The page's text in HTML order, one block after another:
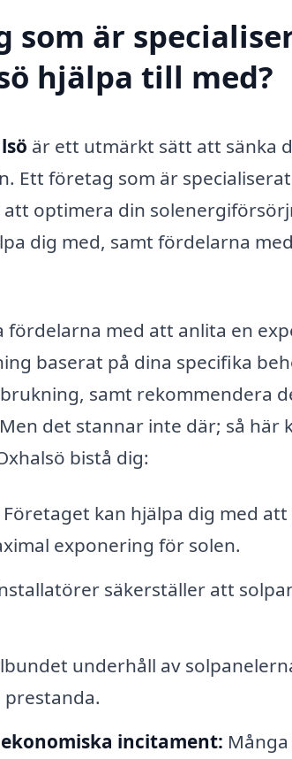
som är
hjälpa till med?
är ett utmärkt sätt att sänka
Ett företag som är
optimera din
dig med, samt fördelarna
fördelarna med att anlita en
baserat på dina specifika
samt rekommendera
det stannar inte där; så här
bistå dig:
Företaget kan hjälpa dig med
exponering för solen.
säkerställer att
underhåll av
incitament: